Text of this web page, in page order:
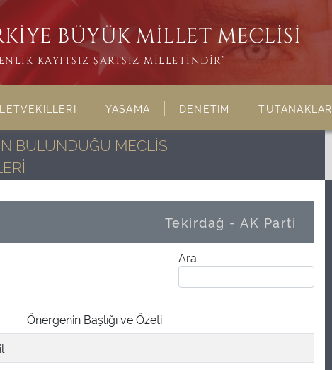
BÜYÜK MİLLET MECLİSİ
KAYITSIZ ŞARTSIZ MİLLETİNDİR”
YASAMA DENETİM TUTANAKLAR
BULUNDUĞU MECLİS
Tekirdağ - AK Parti
Ara:
Önergenin Başlığı ve Özeti